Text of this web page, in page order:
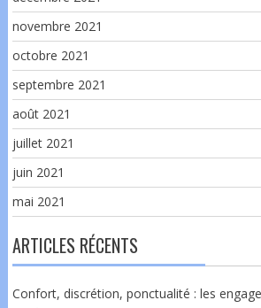
novembre 2021
octobre 2021
septembre 2021
août 2021
juillet 2021
juin 2021
mai 2021
ARTICLES RÉCENTS
Confort, discrétion, ponctualité : les